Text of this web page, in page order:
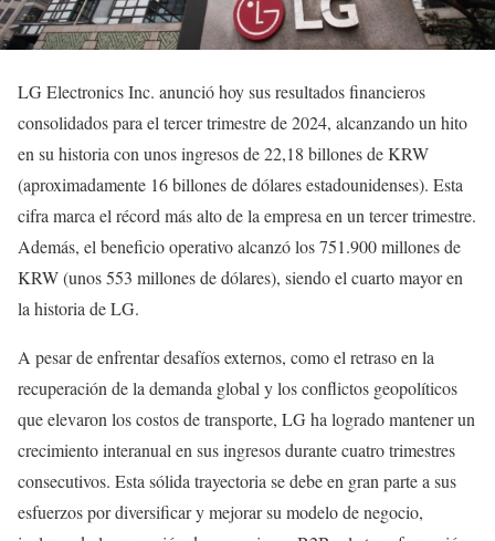
LG Electronics Inc. anunció hoy sus resultados financieros
consolidados para el tercer trimestre de 2024, alcanzando un hito
en su historia con unos ingresos de 22,18 billones de KRW
(aproximadamente 16 billones de dólares estadounidenses). Esta
cifra marca el récord más alto de la empresa en un tercer trimestre.
Además, el beneficio operativo alcanzó los 751.900 millones de
KRW (unos 553 millones de dólares), siendo el cuarto mayor en
la historia de LG.
A pesar de enfrentar desafíos externos, como el retraso en la
recuperación de la demanda global y los conflictos geopolíticos
que elevaron los costos de transporte, LG ha logrado mantener un
crecimiento interanual en sus ingresos durante cuatro trimestres
consecutivos. Esta sólida trayectoria se debe en gran parte a sus
esfuerzos por diversificar y mejorar su modelo de negocio,